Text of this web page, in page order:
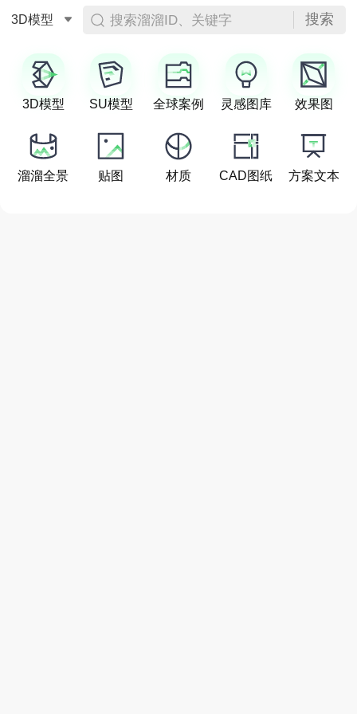
3D模型 搜索溜溜ID、关键字 搜索
3D模型 SU模型 全球案例 灵感图库 效果图
溜溜全景 贴图 材质 CAD图纸 方案文本